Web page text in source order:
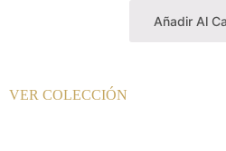
Añadir Al
VER COLECCIÓN